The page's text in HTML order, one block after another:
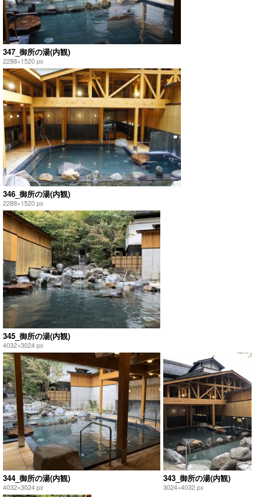
347_御所の湯(内観)
2288×1520 px
346_御所の湯(内観)
2288×1520 px
345_御所の湯(内観)
4032×3024 px
344_御所の湯(内観)
4032×3024 px
343_御所の湯(内観)
3024×4032 px